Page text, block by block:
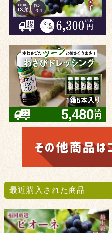
最近購入された商品